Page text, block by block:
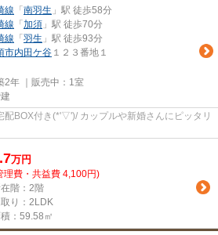
線 「 南羽生 」駅 徒歩58分
線 「 加須 」駅 徒歩70分
線 「 羽生 」駅 徒歩93分
市内田ケ谷 １２３番地１
2年 ｜販売中： 1室
BOX付き(*'▽')/ カップルや新婚さんにピッタリ
万円
理費・共益費 4,100円)
階：2階
り：2LDK
：59.58㎡